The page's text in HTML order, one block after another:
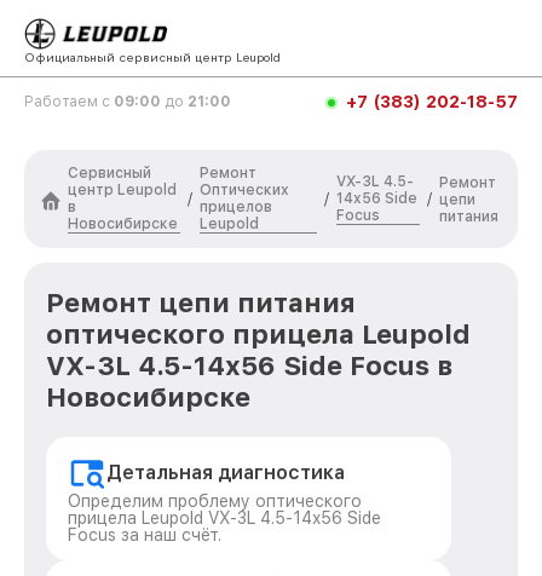
Официальный сервисный центр Leupold
Работаем с 09:00 до 21:00 +7 (383) 202-18-57
Сервисный
центр Leupold
в
Новосибирске
/
Ремонт
Оптических
прицелов
Leupold
/
VX-3L 4.5-
14x56 Side
Focus
/
Ремонт
цепи
питания
Ремонт цепи питания
оптического прицела Leupold
VX-3L 4.5-14x56 Side Focus в
Новосибирске
Детальная диагностика
Определим проблему оптического
прицела Leupold VX-3L 4.5-14x56 Side
Focus за наш счёт.